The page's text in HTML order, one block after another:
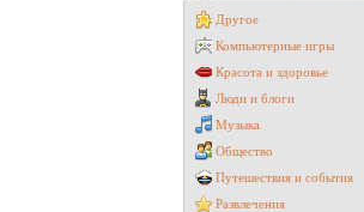
Другое
Компьютерные игры
Красота и здоровье
Люди и блоги
Музыка
Общество
Путешествия и события
Развлечения